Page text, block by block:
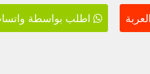
اطلب بواسطة